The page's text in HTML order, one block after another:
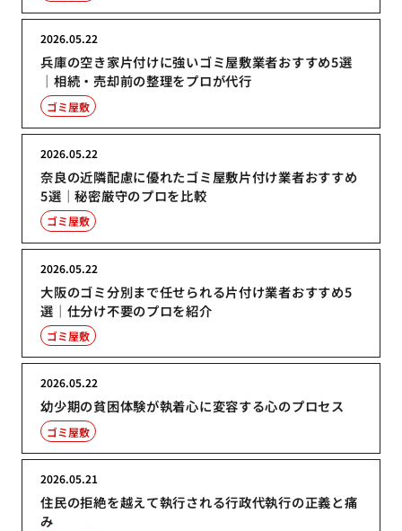
兵庫の空き家片付けに強いゴミ屋敷業者おすすめ5選
｜相続・売却前の整理をプロが代行
2026.05.22
ゴミ屋敷
奈良の近隣配慮に優れたゴミ屋敷片付け業者おすすめ
5選｜秘密厳守のプロを比較
2026.05.22
ゴミ屋敷
大阪のゴミ分別まで任せられる片付け業者おすすめ5
選｜仕分け不要のプロを紹介
2026.05.22
ゴミ屋敷
幼少期の貧困体験が執着心に変容する心のプロセス
2026.05.22
ゴミ屋敷
住民の拒絶を越えて執行される行政代執行の正義と痛
み
2026.05.21